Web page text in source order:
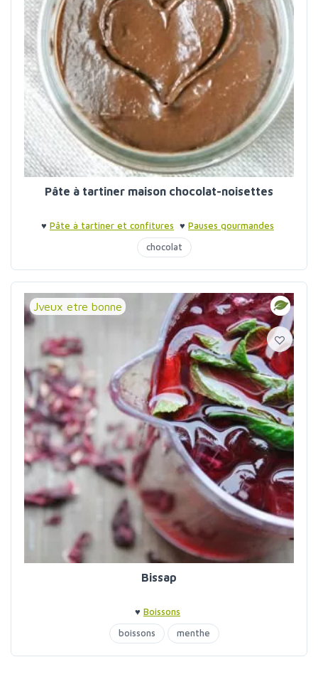
Pâte à tartiner maison chocolat-noisettes
♥ Pâte à tartiner et confitures ♥ Pauses gourmandes
chocolat
Jveux etre bonne
Bissap
♥ Boissons
boissons
menthe